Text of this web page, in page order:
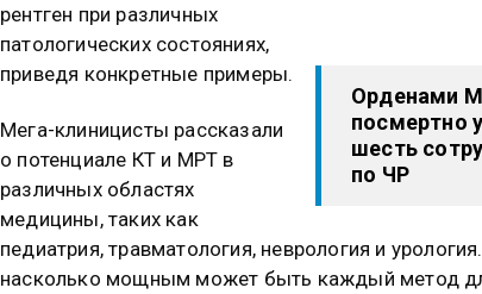
Орденами
посмертно
шесть
по ЧР
рентген при различных
патологических состояниях,
приведя конкретные примеры.
Мега-клиницисты рассказали
о потенциале КТ и МРТ в
различных областях
медицины, таких как
педиатрия, травматология, неврология и
насколько мощным может быть каждый метод